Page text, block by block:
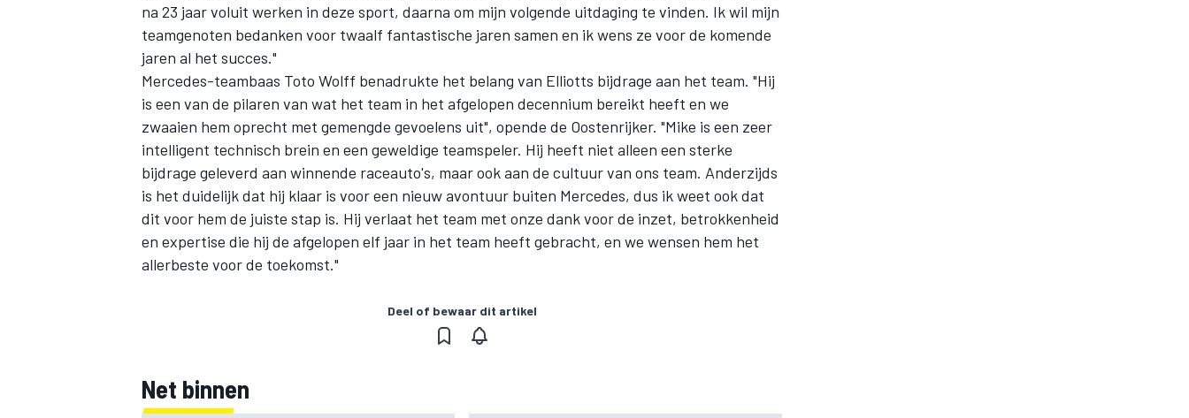
na 23 jaar voluit werken in deze sport, daarna om mijn volgende uitdaging te vinden. Ik wil mijn
teamgenoten bedanken voor twaalf fantastische jaren samen en ik wens ze voor de komende
jaren al het succes."
Mercedes-teambaas Toto Wolff benadrukte het belang van Elliotts bijdrage aan het team. "Hij
is een van de pilaren van wat het team in het afgelopen decennium bereikt heeft en we
zwaaien hem oprecht met gemengde gevoelens uit", opende de Oostenrijker. "Mike is een zeer
intelligent technisch brein en een geweldige teamspeler. Hij heeft niet alleen een sterke
bijdrage geleverd aan winnende raceauto's, maar ook aan de cultuur van ons team. Anderzijds
is het duidelijk dat hij klaar is voor een nieuw avontuur buiten Mercedes, dus ik weet ook dat
dit voor hem de juiste stap is. Hij verlaat het team met onze dank voor de inzet, betrokkenheid
en expertise die hij de afgelopen elf jaar in het team heeft gebracht, en we wensen hem het
allerbeste voor de toekomst."
Deel of bewaar dit artikel
Net binnen